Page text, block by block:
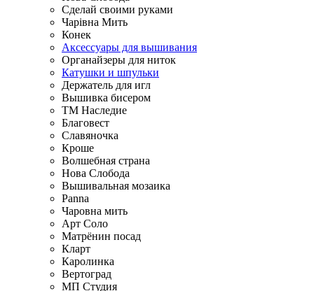
Сделай своими руками
Чарiвна Мить
Конек
Аксессуары для вышивания
Органайзеры для ниток
Катушки и шпульки
Держатель для игл
Вышивка бисером
ТМ Наследие
Благовест
Славяночка
Кроше
Волшебная страна
Нова Слобода
Вышивальная мозаика
Panna
Чаровна мить
Арт Соло
Матрёнин посад
Кларт
Каролинка
Вертоград
МП Студия